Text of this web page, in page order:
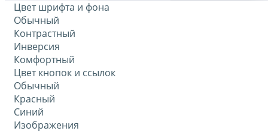
Цвет шрифта и фона
Обычный
Контрастный
Инверсия
Комфортный
Цвет кнопок и ссылок
Обычный
Красный
Синий
Изображения